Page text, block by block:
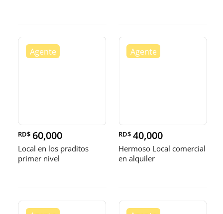
RD$ 60,000
Local en los praditos
primer nivel
RD$ 40,000
Hermoso Local comercial
en alquiler